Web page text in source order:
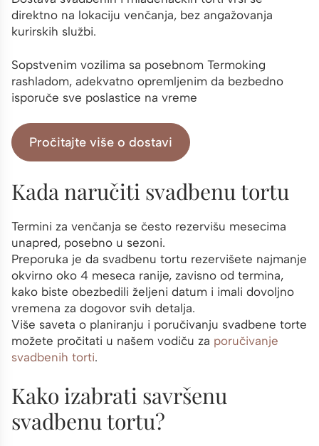
direktno na lokaciju venčanja, bez angažovanja
kurirskih službi.
Sopstvenim vozilima sa posebnom Termoking
rashladom, adekvatno opremljenim da bezbedno
isporuče sve poslastice na vreme
Pročitajte više o dostavi
Kada naručiti svadbenu tortu
Termini za venčanja se često rezervišu mesecima
unapred, posebno u sezoni.
Preporuka je da svadbenu tortu rezervišete najmanje
okvirno oko 4 meseca ranije, zavisno od termina,
kako biste obezbedili željeni datum i imali dovoljno
vremena za dogovor svih detalja.
Više saveta o planiranju i poručivanju svadbene torte
možete pročitati u našem vodiču za poručivanje
svadbenih torti.
Kako izabrati savršenu
svadbenu tortu?